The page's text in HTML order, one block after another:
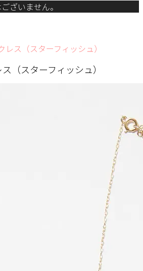
ざいません。
レス（スターフィッシュ）
（スターフィッシュ）